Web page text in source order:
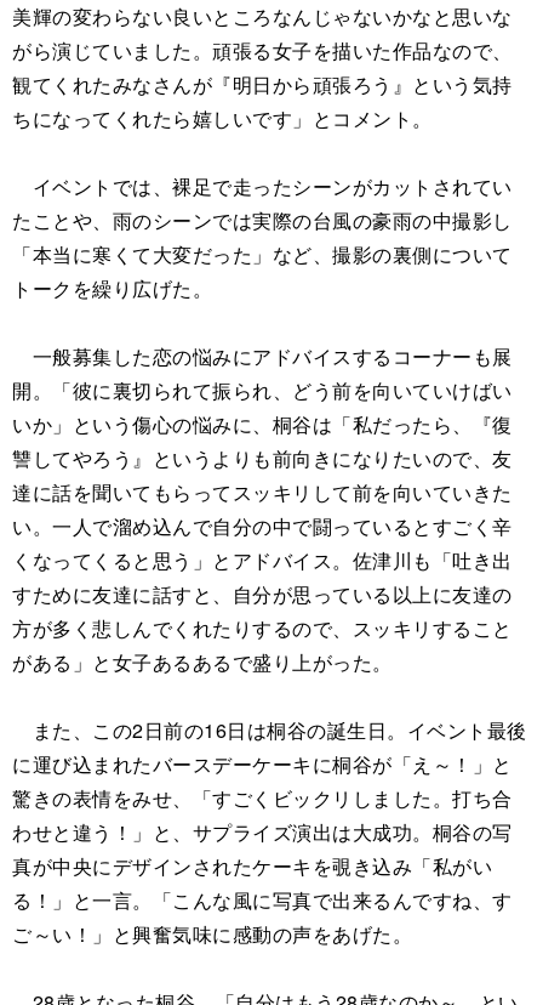
美輝の変わらない良いところなんじゃないかなと思いな
がら演じていました。頑張る女子を描いた作品なので、
観てくれたみなさんが『明日から頑張ろう』という気持
ちになってくれたら嬉しいです」とコメント。
イベントでは、裸足で走ったシーンがカットされてい
たことや、雨のシーンでは実際の台風の豪雨の中撮影し
「本当に寒くて大変だった」など、撮影の裏側について
トークを繰り広げた。
一般募集した恋の悩みにアドバイスするコーナーも展
開。「彼に裏切られて振られ、どう前を向いていけばい
いか」という傷心の悩みに、桐谷は「私だったら、『復
讐してやろう』というよりも前向きになりたいので、友
達に話を聞いてもらってスッキリして前を向いていきた
い。一人で溜め込んで自分の中で闘っているとすごく辛
くなってくると思う」とアドバイス。佐津川も「吐き出
すために友達に話すと、自分が思っている以上に友達の
方が多く悲しんでくれたりするので、スッキリすること
がある」と女子あるあるで盛り上がった。
また、この2日前の16日は桐谷の誕生日。イベント最後
に運び込まれたバースデーケーキに桐谷が「え～！」と
驚きの表情をみせ、「すごくビックリしました。打ち合
わせと違う！」と、サプライズ演出は大成功。桐谷の写
真が中央にデザインされたケーキを覗き込み「私がい
る！」と一言。「こんな風に写真で出来るんですね、す
ご～い！」と興奮気味に感動の声をあげた。